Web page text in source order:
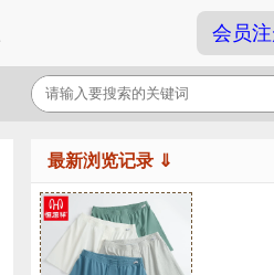
会员
最新浏览记录 ⇓